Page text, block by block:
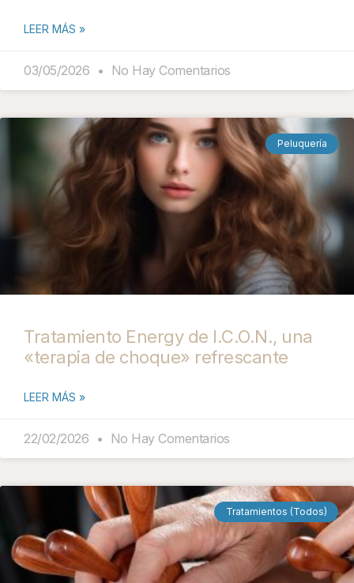
LEER MÁS »
03/05/2026 No Hay Comentarios
Peluquería
Tratamiento Energy de I.C.O.N., una
«terapia de choque» refrescante
LEER MÁS »
22/02/2026 No Hay Comentarios
Tratamientos (Todos)